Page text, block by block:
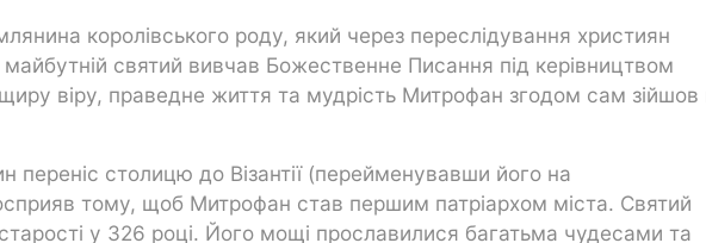
королівського роду, який через переслідування християн
майбутній святий вивчав Божественне Писання під керівництвом
віру, праведне життя та мудрість Митрофан згодом сам зійшов
переніс столицю до Візантії (перейменувавши його на
тому, щоб Митрофан став першим патріархом міста. Святий
у 326 році. Його мощі прославилися багатьма чудесами та